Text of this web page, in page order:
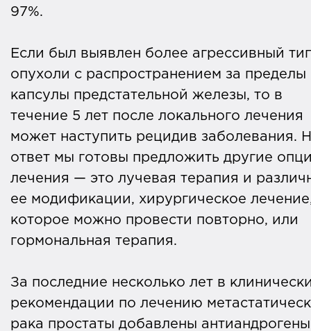
97%.
Если был выявлен более агрессивный
опухоли с распространением за пределы
капсулы предстательной железы, то в
течение 5 лет после локального лечения
может наступить рецидив заболевания.
ответ мы готовы предложить другие
лечения — это лучевая терапия и
ее модификации, хирургическое
которое можно провести повторно, или
гормональная терапия.
За последние несколько лет в
рекомендации по лечению
рака простаты добавлены антиандрогены